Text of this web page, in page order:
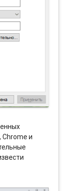
Chrome и